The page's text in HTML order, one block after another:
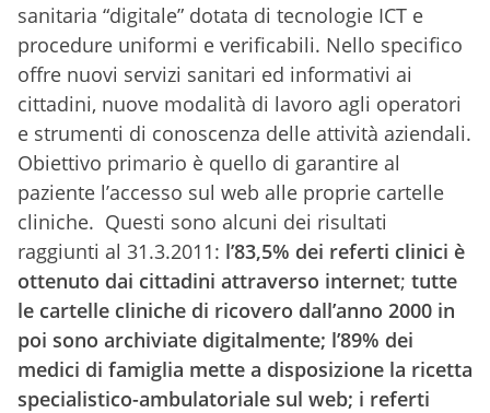
sanitaria “digitale” dotata di tecnologie ICT e
procedure uniformi e verificabili. Nello specifico
offre nuovi servizi sanitari ed informativi ai
cittadini, nuove modalità di lavoro agli operatori
e strumenti di conoscenza delle attività aziendali.
Obiettivo primario è quello di garantire al
paziente l’accesso sul web alle proprie cartelle
cliniche. Questi sono alcuni dei risultati
raggiunti al 31.3.2011: l’83,5% dei referti clinici è
ottenuto dai cittadini attraverso internet; tutte
le cartelle cliniche di ricovero dall’anno 2000 in
poi sono archiviate digitalmente; l’89% dei
medici di famiglia mette a disposizione la ricetta
specialistico-ambulatoriale sul web; i referti